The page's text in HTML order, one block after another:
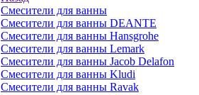
Смесители для ванны
Смесители для ванны DEANTE
Смесители для ванны Hansgrohe
Смесители для ванны Lemark
Смесители для ванны Jacob Delafon
Смесители для ванны Kludi
Смесители для ванны Ravak